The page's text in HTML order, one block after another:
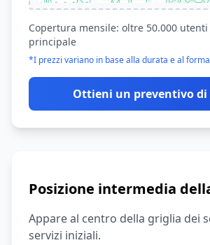
Copertura mensile: oltre 50.000
principale
*I prezzi variano in base alla durata e al
Ottieni un preventivo di
Posizione intermedia
Appare al centro della griglia dei
servizi iniziali.